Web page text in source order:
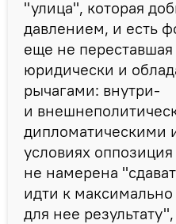
"улица", которая
давлением, и есть
еще не переставшая
юридически и
рычагами: внутри-
и
дипломатическими
условиях оппозиция
не намерена
идти к
для нее